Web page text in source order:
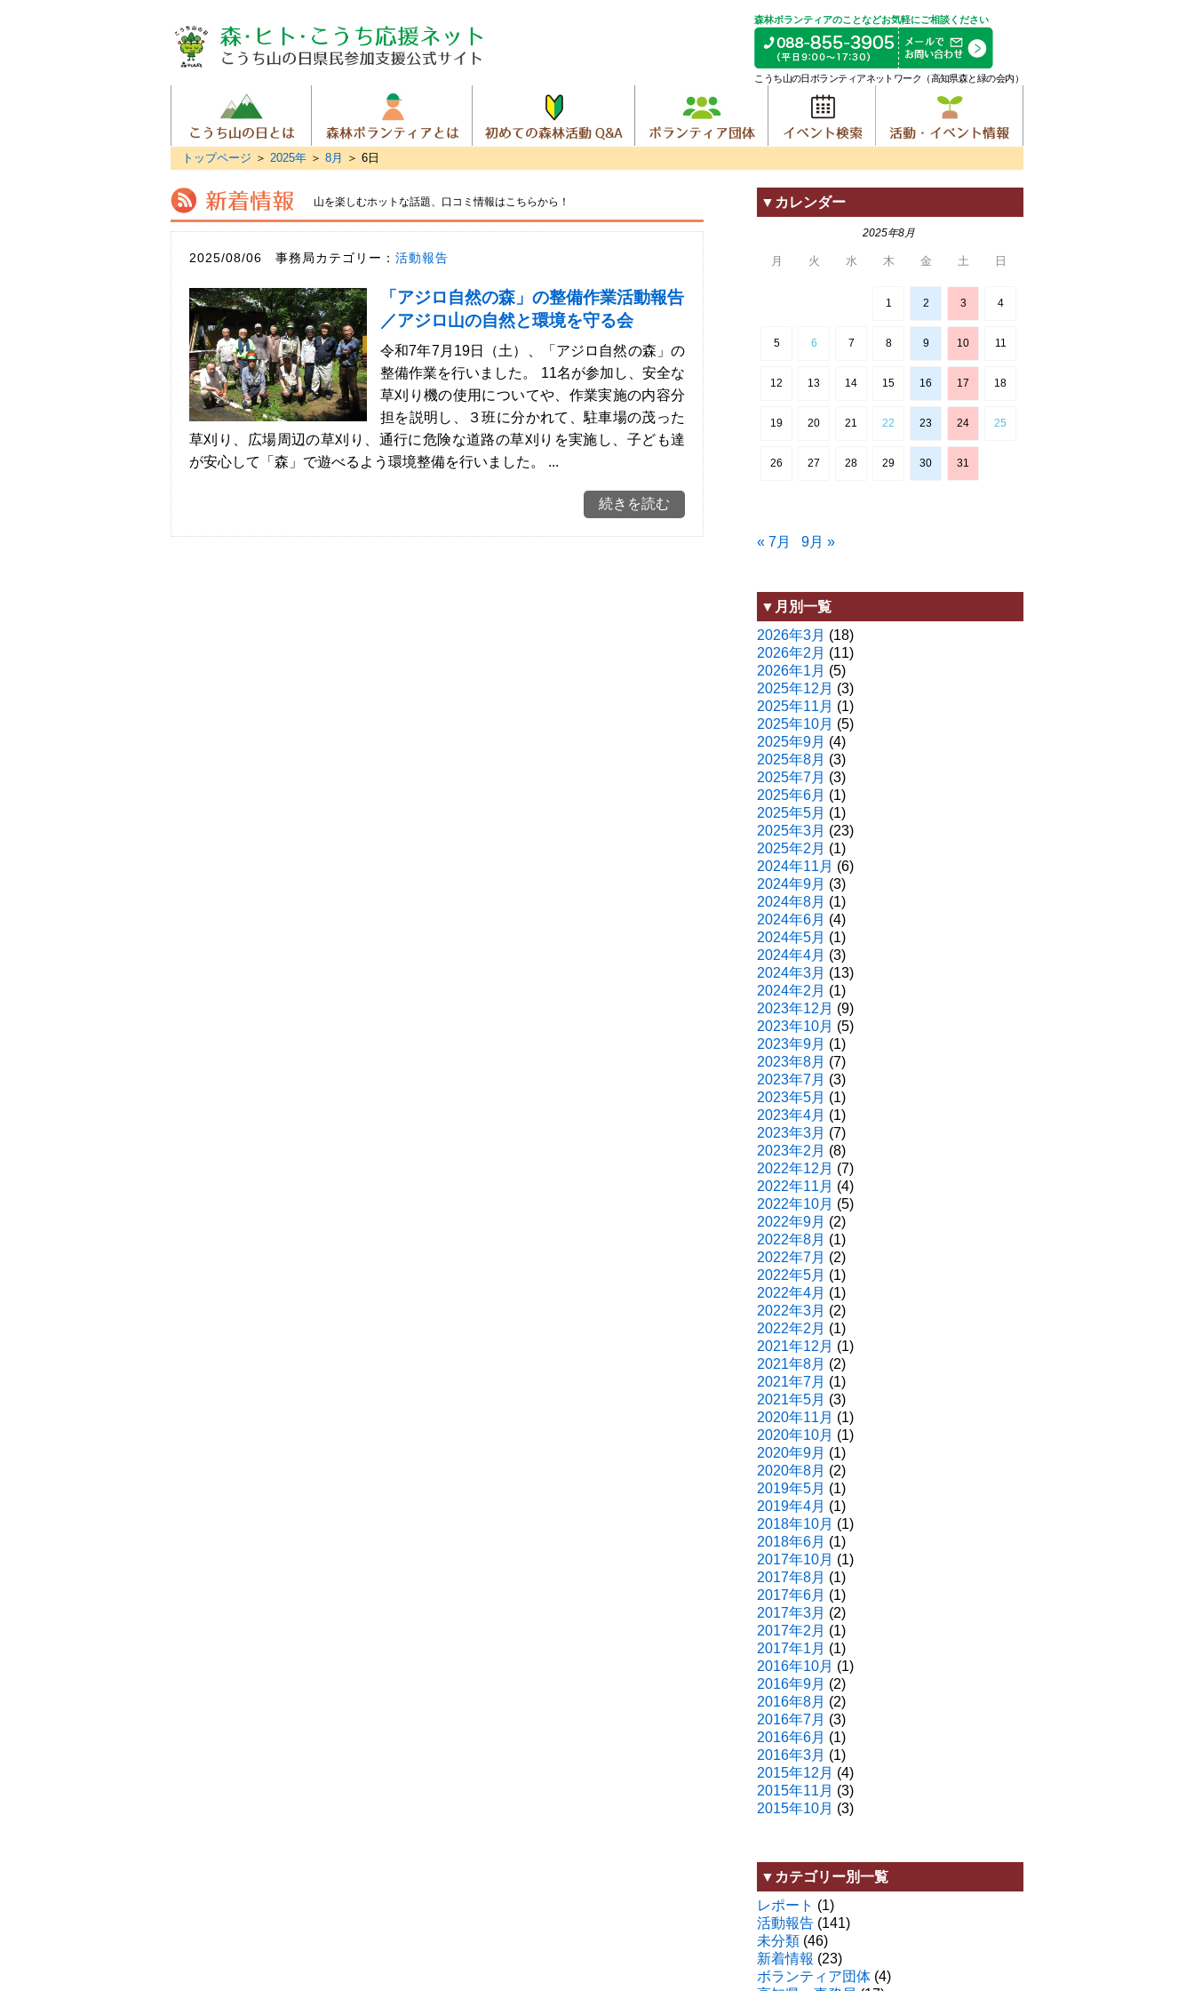
森林ボランティアのことなどお気軽にご相談ください
こうち山の日ボランティアネットワーク（高知県森と緑の会内）
トップページ ＞2025年 ＞8月 ＞6日
山を楽しむホットな話題、 口コミ情報はこちらから！
2025/08/06 事務局カテゴリー： 活動報告
「アジロ自然の森」の整備作業活動報告
／アジロ山の自然と環境を守る会
令和7年7月19日（土）、「アジロ自然の森」の
整備作業を行いました。 11名が参加し、安全な
草刈り機の使用についてや、作業実施の内容分
担を説明し、３班に分かれて、駐車場の茂った
草刈り、広場周辺の草刈り、通行に危険な道路の草刈りを実施し、子ども達
が安心して「森」で遊べるよう環境整備を行いました。 ...
続きを読む
▼カレンダー
2025年8月
月 火 水 木 金 土 日
1 2 3 4
5 6 7 8 9 10 11
12 13 14 15 16 17 18
19 20 21 22 23 24 25
26 27 28 29 30 31
« 7月 9月 »
▼月別一覧
2026年3月 (18)
2026年2月 (11)
2026年1月 (5)
2025年12月 (3)
2025年11月 (1)
2025年10月 (5)
2025年9月 (4)
2025年8月 (3)
2025年7月 (3)
2025年6月 (1)
2025年5月 (1)
2025年3月 (23)
2025年2月 (1)
2024年11月 (6)
2024年9月 (3)
2024年8月 (1)
2024年6月 (4)
2024年5月 (1)
2024年4月 (3)
2024年3月 (13)
2024年2月 (1)
2023年12月 (9)
2023年10月 (5)
2023年9月 (1)
2023年8月 (7)
2023年7月 (3)
2023年5月 (1)
2023年4月 (1)
2023年3月 (7)
2023年2月 (8)
2022年12月 (7)
2022年11月 (4)
2022年10月 (5)
2022年9月 (2)
2022年8月 (1)
2022年7月 (2)
2022年5月 (1)
2022年4月 (1)
2022年3月 (2)
2022年2月 (1)
2021年12月 (1)
2021年8月 (2)
2021年7月 (1)
2021年5月 (3)
2020年11月 (1)
2020年10月 (1)
2020年9月 (1)
2020年8月 (2)
2019年5月 (1)
2019年4月 (1)
2018年10月 (1)
2018年6月 (1)
2017年10月 (1)
2017年8月 (1)
2017年6月 (1)
2017年3月 (2)
2017年2月 (1)
2017年1月 (1)
2016年10月 (1)
2016年9月 (2)
2016年8月 (2)
2016年7月 (3)
2016年6月 (1)
2016年3月 (1)
2015年12月 (4)
2015年11月 (3)
2015年10月 (3)
▼カテゴリー別一覧
レポート (1)
活動報告 (141)
未分類 (46)
新着情報 (23)
ボランティア団体 (4)